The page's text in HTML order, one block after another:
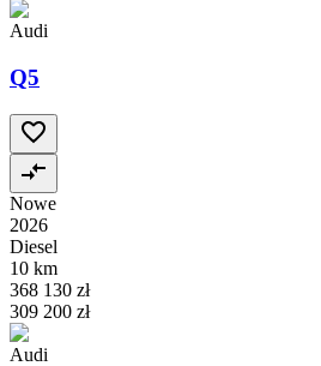
Audi
Q5
Nowe
2026
Diesel
10 km
368 130 zł
309 200 zł
Audi